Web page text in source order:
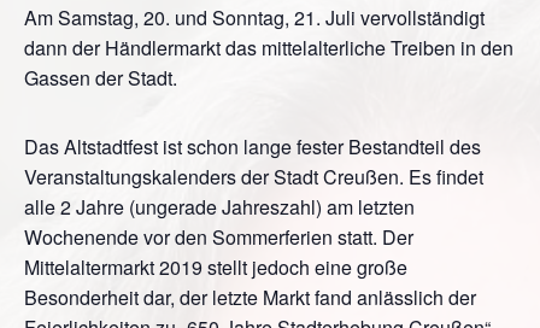
Am Samstag, 20. und Sonntag, 21. Juli vervollständigt
dann der Händlermarkt das mittelalterliche Treiben in den
Gassen der Stadt.
Das Altstadtfest ist schon lange fester Bestandteil des
Veranstaltungskalenders der Stadt Creußen. Es findet
alle 2 Jahre (ungerade Jahreszahl) am letzten
Wochenende vor den Sommerferien statt. Der
Mittelaltermarkt 2019 stellt jedoch eine große
Besonderheit dar, der letzte Markt fand anlässlich der